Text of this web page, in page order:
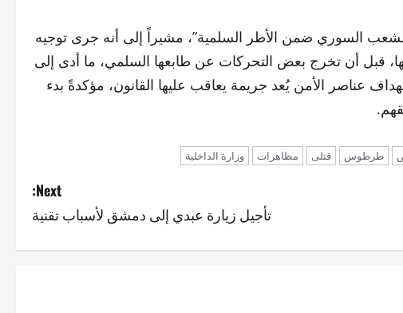
الشعب السوري ضمن الأطر السلمية”، مشيراً إلى أنه جرى توجيه
قبل أن تخرج بعض التحركات عن طابعها السلمي، ما أدى إلى
عناصر الأمن يُعد جريمة يعاقب عليها القانون، مؤكدةً بدء
طرطوس قتلى مظاهرات وزارة الداخلية
Next:
تأجيل زيارة عبدي إلى دمشق لأسباب تقنية